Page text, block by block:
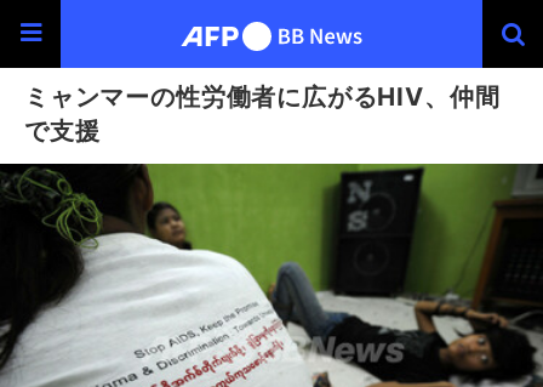
ミャンマーの性労働者に広がるHIV、仲間
で支援